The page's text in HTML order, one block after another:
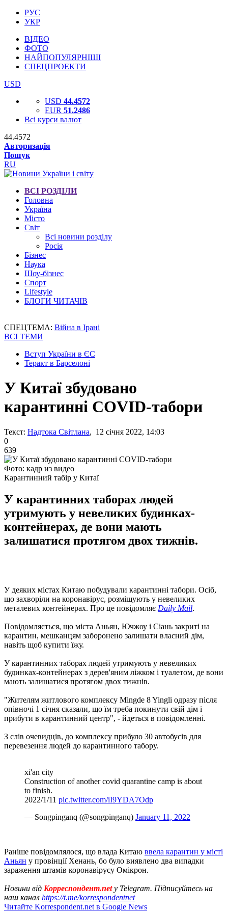
РУС
УКР
ВІДЕО
ФОТО
НАЙПОПУЛЯРНІШІ
СПЕЦПРОЕКТИ
USD
USD 44.4572
EUR 51.2486
Всі курси валют
44.4572
Авторизація
Пошук
RU
ВСІ РОЗДІЛИ
Головна
Україна
Місто
Світ
Всі новини розділу
Росія
Бізнес
Наука
Шоу-бізнес
Спорт
Lifestyle
БЛОГИ ЧИТАЧІВ
СПЕЦТЕМА: Війна в Ірані
ВСІ ТЕМИ
Вступ України в ЄС
Теракт в Барселоні
У Китаї збудовано
карантинні COVID-табори
Текст: Надтока Світлана, 12 січня 2022, 14:03
0
639
Фото: кадр из видео
Карантинний табір у Китаї
У карантинних таборах людей
утримують у невеликих будинках-
контейнерах, де вони мають
залишатися протягом двох тижнів.
У деяких містах Китаю побудували карантинні табори. Осіб,
що захворіли на коронавірус, розміщують у невеликих
металевих контейнерах. Про це повідомляє Daily Mail.
Повідомляється, що міста Аньян, Ючжоу і Сіань закриті на
карантин, мешканцям заборонено залишати власний дім,
навіть щоб купити їжу.
У карантинних таборах людей утримують у невеликих
будинках-контейнерах з дерев'яним ліжком і туалетом, де вони
мають залишатися протягом двох тижнів.
"Жителям житлового комплексу Mingde 8 Yingli одразу після
опівночі 1 січня сказали, що їм треба покинути свій дім і
прибути в карантинний центр", - йдеться в повідомленні.
З слів очевидців, до комплексу прибуло 30 автобусів для
перевезення людей до карантинного табору.
xi'an city
Construction of another covid quarantine camp is about
to finish.
2022/1/11 pic.twitter.com/iI9YDA7Odp
— Songpinganq (@songpinganq) January 11, 2022
Раніше повідомлялося, що влада Китаю ввела карантин у місті
Аньян у провінції Хенань, бо було виявлено два випадки
зараження штамів коронавірусу Омікрон.
Новини від Корреспондент.netу Telegram. Підписуйтесь на
наш канал https://t.me/korrespondentnet
Читайте Korrespondent.net в Google News